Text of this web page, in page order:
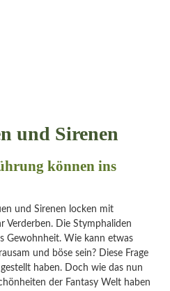
und Sirenen
können ins
und Sirenen locken mit
Verderben. Die Stymphaliden
Gewohnheit. Wie kann etwas
und böse sein? Diese Frage
haben. Doch wie das nun
der Fantasy Welt haben